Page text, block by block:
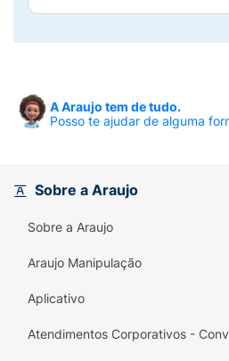
A Araujo tem de tudo.
Posso te ajudar de alguma
Sobre a Araujo
Sobre a Araujo
Araujo Manipulação
Aplicativo
Atendimentos Corporativos -